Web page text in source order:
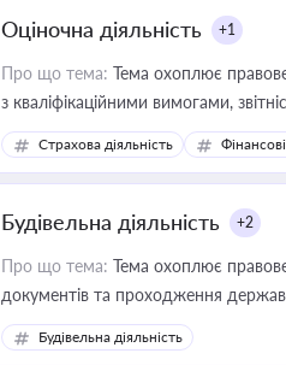
Оціночна діяльність +1
Про що тема: Тема охоплює
з кваліфікаційними вимогами,
медійних змін у цій сфері корисне
приватизації, оренди державного
Страхова діяльність
Будівельна діяльність +2
Про що тема: Тема охоплює
документів та проходження
Будівельна діяльність